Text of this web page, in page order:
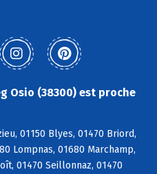
Osio (38300) est proche
01150 Blyes, 01470 Briord,
Lompnas, 01680 Marchamp,
01470 Seillonnaz, 01470